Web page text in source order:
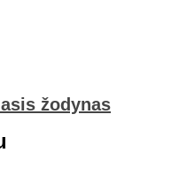
žodynas